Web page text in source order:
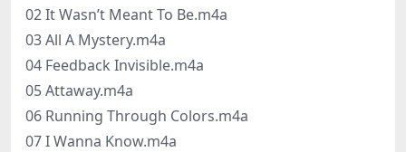
02 It Wasn’t Meant To Be.m4a
03 All A Mystery.m4a
04 Feedback Invisible.m4a
05 Attaway.m4a
06 Running Through Colors.m4a
07 I Wanna Know.m4a